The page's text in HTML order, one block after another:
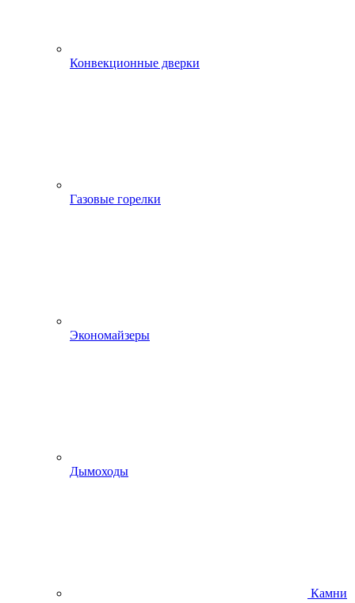
Конвекционные дверки
Газовые горелки
Экономайзеры
Дымоходы
Камни